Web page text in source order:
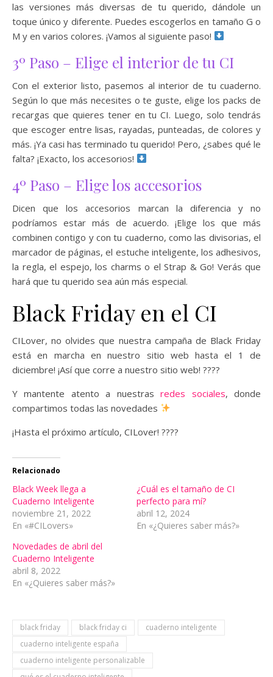
las versiones más diversas de tu querido, dándole un
toque único y diferente. Puedes escogerlos en tamaño G o
M y en varios colores. ¡Vamos al siguiente paso!
3º Paso – Elige el interior de tu CI
Con el exterior listo, pasemos al interior de tu cuaderno.
Según lo que más necesites o te guste, elige los packs de
recargas que quieres tener en tu CI. Luego, solo tendrás
que escoger entre lisas, rayadas, punteadas, de colores y
más. ¡Ya casi has terminado tu querido! Pero, ¿sabes qué le
falta? ¡Exacto, los accesorios!
4º Paso – Elige los accesorios
Dicen que los accesorios marcan la diferencia y no
podríamos estar más de acuerdo. ¡Elige los que más
combinen contigo y con tu cuaderno, como las divisorias, el
marcador de páginas, el estuche inteligente, los adhesivos,
la regla, el espejo, los charms o el Strap & Go! Verás que
hará que tu querido sea aún más especial.
Black Friday en el CI
CILover, no olvides que nuestra campaña de Black Friday
está en marcha en nuestro sitio web hasta el 1 de
diciembre! ¡Así que corre a nuestro sitio web! ????
Y mantente atento a nuestrasredes sociales, donde
compartimos todas las novedades
¡Hasta el próximo artículo, CILover! ????
Relacionado
Black Week llega a
Cuaderno Inteligente
noviembre 21, 2022
En «#CILovers»
¿Cuál es el tamaño de CI
perfecto para mí?
abril 12, 2024
En «¿Quieres saber más?»
Novedades de abril del
Cuaderno Inteligente
abril 8, 2022
En «¿Quieres saber más?»
black friday black friday ci
cuaderno inteligente
cuaderno inteligente españa
cuaderno inteligente personalizable